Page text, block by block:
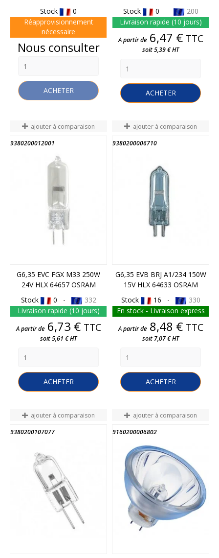
Stock
0
Réapprovisionnement
nécessaire
Prix
Nous consulter
ACHETER
Stock
0 -
200
Livraison rapide (10 jours)
Prix
A partir de 6,47 € TTC
soit 5,39 € HT
ACHETER
ajouter à comparaison
9380200012001
G6,35 EVC FGX M33 250W
24V HLX 64657 OSRAM
Stock
0 -
332
Livraison rapide (10 jours)
Prix
A partir de 6,73 € TTC
soit 5,61 € HT
ACHETER
ajouter à comparaison
9380200006710
G6,35 EVB BRJ A1/234 150W
15V HLX 64633 OSRAM
Stock
16 -
330
En stock - Livraison express
Prix
A partir de 8,48 € TTC
soit 7,07 € HT
ACHETER
ajouter à comparaison
9380200107077
ajouter à comparaison
9160200006802